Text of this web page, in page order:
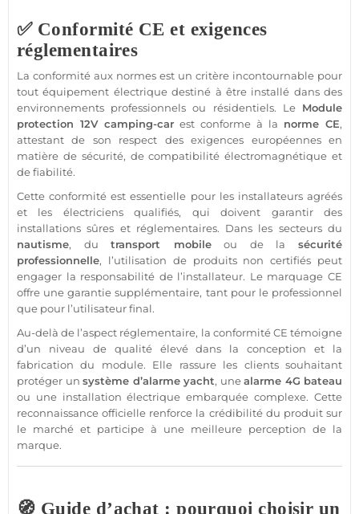
✅ Conformité CE et exigences
réglementaires
La conformité aux normes est un critère incontournable pour
tout équipement électrique destiné à être installé dans des
environnements professionnels ou résidentiels. Le Module
protection 12V camping-car est conforme à la norme CE,
attestant de son respect des exigences européennes en
matière de sécurité, de compatibilité électromagnétique et
de fiabilité.
Cette conformité est essentielle pour les installateurs agréés
et les électriciens qualifiés, qui doivent garantir des
installations sûres et réglementaires. Dans les secteurs du
nautisme, dutransport mobileou de lasécurité
professionnelle, l’utilisation de produits non certifiés peut
engager la responsabilité de l’installateur. Le marquage CE
offre une garantie supplémentaire, tant pour le professionnel
que pour l’utilisateur final.
Au-delà de l’aspect réglementaire, la conformité CE témoigne
d’un niveau de qualité élevé dans la conception et la
fabrication du module. Elle rassure les clients souhaitant
protéger un système d’alarme yacht, unealarme 4G bateau
ou une installation électrique embarquée complexe. Cette
reconnaissance officielle renforce la crédibilité du produit sur
le marché et participe à une meilleure perception de la
marque.
🧭 Guide d’achat : pourquoi choisir un